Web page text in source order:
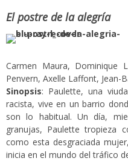
El postre de la alegría
Carmen Maura, Dominique
Penvern, Axelle Laffont,
Sinopsis: Paulette, una
racista, vive en un barrio
son lo habitual. Un día,
granujas, Paulette tropieza
como esta desgraciada
inicia en el mundo del tráfico